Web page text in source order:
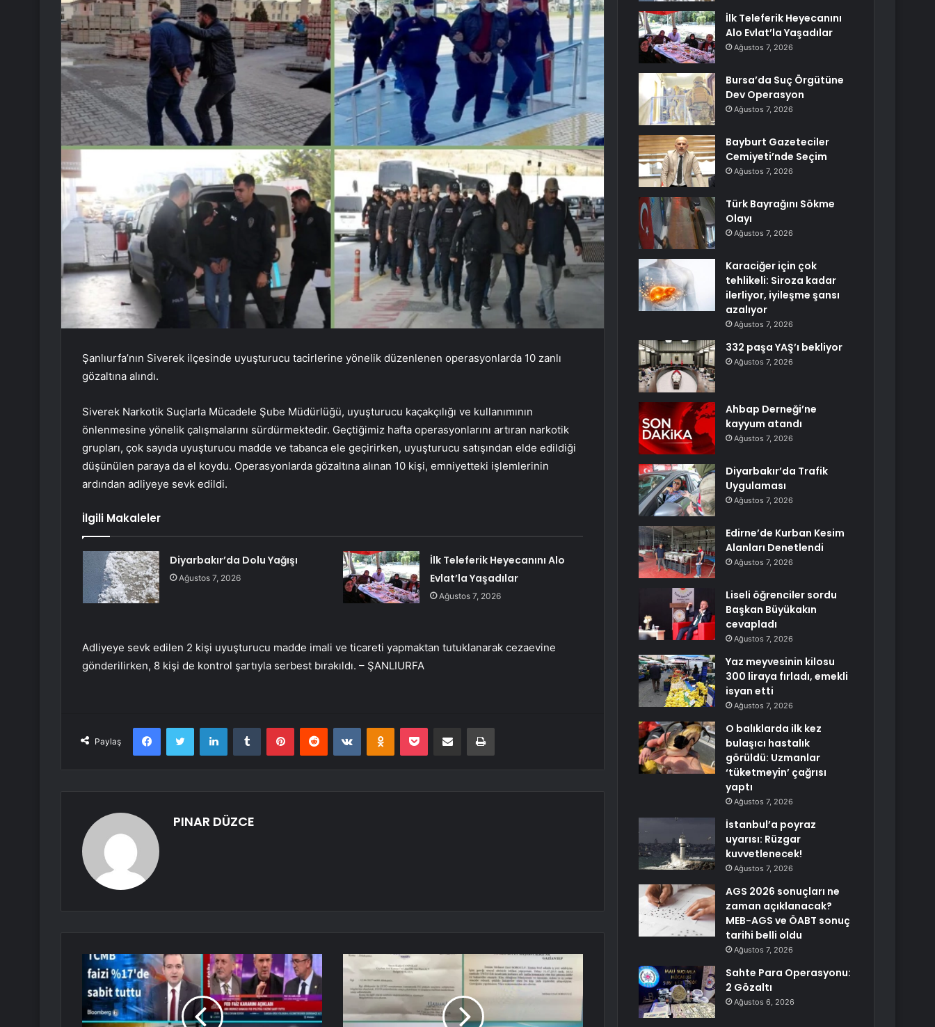
Şanlıurfa’nın Siverek ilçesinde uyuşturucu tacirlerine yönelik düzenlenen operasyonlarda 10 zanlı
gözaltına alındı.
Siverek Narkotik Suçlarla Mücadele Şube Müdürlüğü, uyuşturucu kaçakçılığı ve kullanımının
önlenmesine yönelik çalışmalarını sürdürmektedir. Geçtiğimiz hafta operasyonlarını artıran narkotik
grupları, çok sayıda uyuşturucu madde ve tabanca ele geçirirken, uyuşturucu satışından elde edildiği
düşünülen paraya da el koydu. Operasyonlarda gözaltına alınan 10 kişi, emniyetteki işlemlerinin
ardından adliyeye sevk edildi.
İlgili Makaleler
Diyarbakır’da Dolu Yağışı
Ağustos 7, 2026
İlk Teleferik Heyecanını Alo
Evlat’la Yaşadılar
Ağustos 7, 2026
Adliyeye sevk edilen 2 kişi uyuşturucu madde imali ve ticareti yapmaktan tutuklanarak cezaevine
gönderilirken, 8 kişi de kontrol şartıyla serbest bırakıldı. – ŞANLIURFA
Paylaş
FacebookTwitter LinkedInTumblr PinterestReddit VKontakteOdnoklassniki
Pocket E-Posta ile paylaş Yazdır
PINAR DÜZCE
İlk Teleferik Heyecanını
Alo Evlat’la Yaşadılar
Ağustos 7, 2026
Bursa’da Suç Örgütüne
Dev Operasyon
Ağustos 7, 2026
Bayburt Gazeteciler
Cemiyeti’nde Seçim
Ağustos 7, 2026
Türk Bayrağını Sökme
Olayı
Ağustos 7, 2026
Karaciğer için çok
tehlikeli: Siroza kadar
ilerliyor, iyileşme şansı
azalıyor
Ağustos 7, 2026
332 paşa YAŞ’ı bekliyor
Ağustos 7, 2026
Ahbap Derneği’ne
kayyum atandı
Ağustos 7, 2026
Diyarbakır’da Trafik
Uygulaması
Ağustos 7, 2026
Edirne’de Kurban Kesim
Alanları Denetlendi
Ağustos 7, 2026
Liseli öğrenciler sordu
Başkan Büyükakın
cevapladı
Ağustos 7, 2026
Yaz meyvesinin kilosu
300 liraya fırladı, emekli
isyan etti
Ağustos 7, 2026
O balıklarda ilk kez
bulaşıcı hastalık
görüldü: Uzmanlar
‘tüketmeyin’ çağrısı
yaptı
Ağustos 7, 2026
İstanbul’a poyraz
uyarısı: Rüzgar
kuvvetlenecek!
Ağustos 7, 2026
AGS 2026 sonuçları ne
zaman açıklanacak?
MEB-AGS ve ÖABT sonuç
tarihi belli oldu
Ağustos 7, 2026
Sahte Para Operasyonu:
2 Gözaltı
Ağustos 6, 2026